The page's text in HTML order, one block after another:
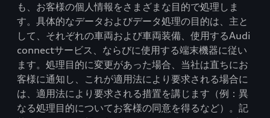
も、お客様の個人情報をさまざまな目的で処理しま
す。具体的なデータおよびデータ処理の目的は、主と
して、それぞれの車両および車両装備、使用するAudi
connectサービス、ならびに使用する端末機器に従い
ます。処理目的に変更があった場合、当社は直ちにお
客様に通知し、これが適用法により要求される場合に
は、適用法により要求される措置を講じます（例：異
なる処理目的についてお客様の同意を得るなど）。記